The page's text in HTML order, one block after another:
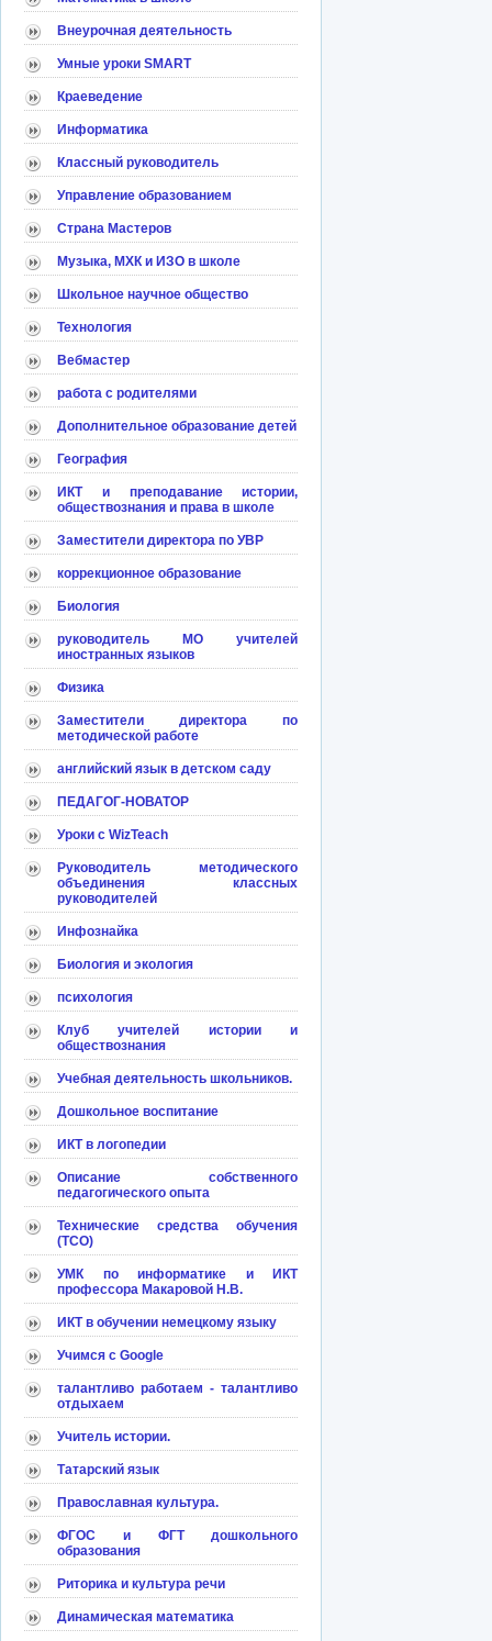
Внеурочная деятельность
Умные уроки SMART
Краеведение
Информатика
Классный руководитель
Управление образованием
Страна Мастеров
Музыка, МХК и ИЗО в школе
Школьное научное общество
Технология
Вебмастер
работа с родителями
Дополнительное образование детей
География
ИКТ и преподавание истории,
обществознания и права в школе
Заместители директора по УВР
коррекционное образование
Биология
руководитель МО учителей
иностранных языков
Физика
Заместители директора по
методической работе
английский язык в детском саду
ПЕДАГОГ-НОВАТОР
Уроки с WizTeach
Руководитель методического
объединения классных
руководителей
Инфознайка
Биология и экология
психология
Клуб учителей истории и
обществознания
Учебная деятельность школьников.
Дошкольное воспитание
ИКТ в логопедии
Описание собственного
педагогического опыта
Технические средства обучения
(ТСО)
УМК по информатике и ИКТ
профессора Макаровой Н.В.
ИКТ в обучении немецкому языку
Учимся с Google
талантливо работаем - талантливо
отдыхаем
Учитель истории.
Татарский язык
Православная культура.
ФГОС и ФГТ дошкольного
образования
Риторика и культура речи
Динамическая математика